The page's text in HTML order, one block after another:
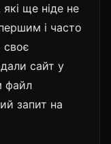
ще ніде не
і часто
сайт у
файл
запит на